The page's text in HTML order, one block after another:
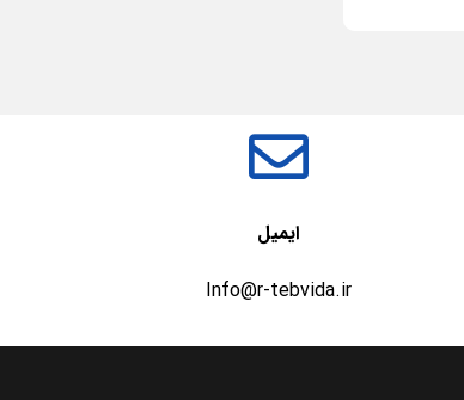
ایمیل
Info@r-tebvida.ir